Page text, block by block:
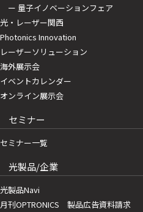
ー 量子イノベーションフェア
光・レーザー関西
Photonics Innovation
レーザーソリューション
海外展示会
イベントカレンダー
オンライン展示会
セミナー
セミナー一覧
光製品/企業
光製品Navi
月刊OPTRONICS 製品広告資料請求